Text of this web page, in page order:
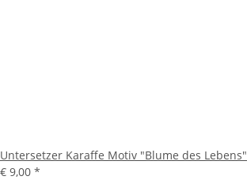
Untersetzer Karaffe Motiv "Blume des Lebens"
€ 9,00 *